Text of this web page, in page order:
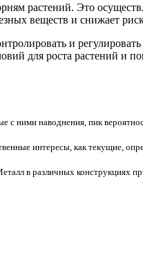
растений. Это
веществ и снижает
и
для роста растений и
с ними наводнения, пик
интересы, как текущие,
в различных конструкциях